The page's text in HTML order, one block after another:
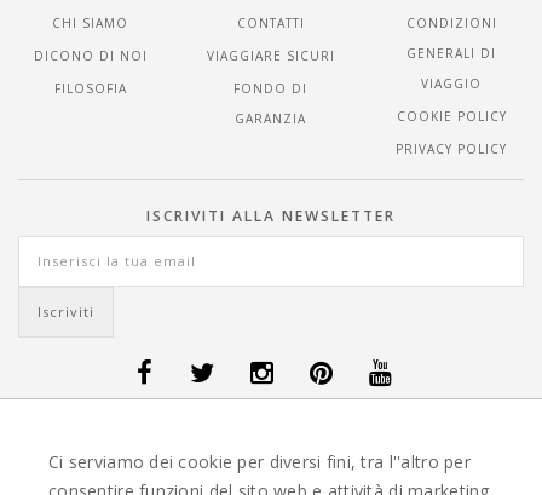
CHI SIAMO
DICONO DI NOI
FILOSOFIA
CONTATTI
VIAGGIARE SICURI
FONDO DI
GARANZIA
CONDIZIONI
GENERALI DI
VIAGGIO
COOKIE POLICY
PRIVACY POLICY
ISCRIVITI ALLA NEWSLETTER
VIAGGI GUATEMALA -OFFERTE VIAGGI ISLANDA -OFFERTE VIAGGI
OFFERTE VIAGGI MAURITIUS OFFERTE VIAGGI MESSICO
Ci serviamo dei cookie per diversi fini, tra l''altro per